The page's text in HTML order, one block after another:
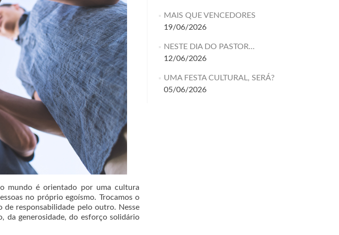
mundo é orientado por uma cultura
no próprio egoísmo. Trocamos o
de responsabilidade pelo outro. Nesse
da generosidade, do esforço solidário
MAIS QUE VENCEDORES
19/06/2026
NESTE DIA DO PASTOR…
12/06/2026
UMA FESTA CULTURAL, SERÁ?
05/06/2026